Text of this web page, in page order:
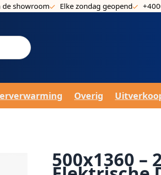
de showroom Elke zondag geopend
Overig
500x1360 –